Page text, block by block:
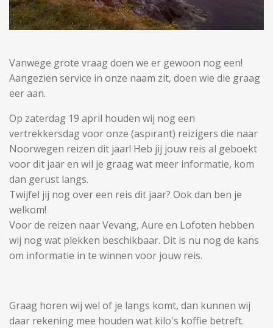
Vanwege grote vraag doen we er gewoon nog een!
Aangezien service in onze naam zit, doen wie die graag
eer aan.
Op zaterdag 19 april houden wij nog een
vertrekkersdag voor onze (aspirant) reizigers die naar
Noorwegen reizen dit jaar! Heb jij jouw reis al geboekt
voor dit jaar en wil je graag wat meer informatie, kom
dan gerust langs.
Twijfel jij nog over een reis dit jaar? Ook dan ben je
welkom!
Voor de reizen naar Vevang, Aure en Lofoten hebben
wij nog wat plekken beschikbaar. Dit is nu nog de kans
om informatie in te winnen voor jouw reis.
Graag horen wij wel of je langs komt, dan kunnen wij
daar rekening mee houden wat kilo's koffie betreft.